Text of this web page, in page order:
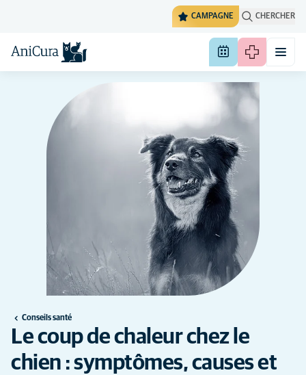
CAMPAGNE CHERCHER
Conseils santé
Le coup de chaleur chez le
chien : symptômes, causes et